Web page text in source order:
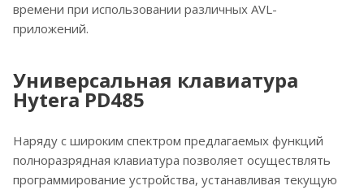
времени при использовании различных AVL-
приложений.
Универсальная клавиатура
Hytera PD485
Наряду с широким спектром предлагаемых функций
полноразрядная клавиатура позволяет осуществлять
программирование устройства, устанавливая текущую